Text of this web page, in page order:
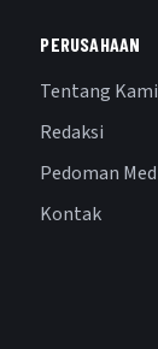
PERUSAHAAN
Tentang Kami
Redaksi
Pedoman
Kontak